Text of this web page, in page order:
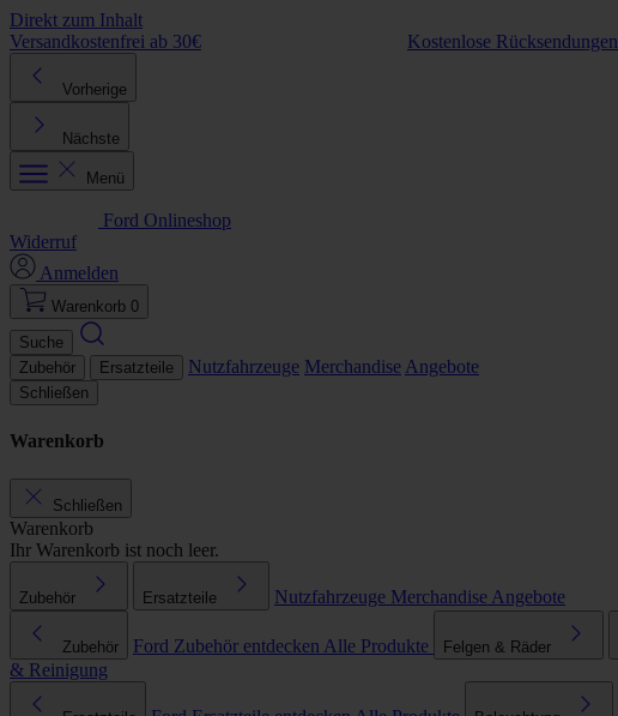
Direkt zum Inhalt
Versandkostenfrei ab 30€
Kostenlose Rücksendungen
Vorherige
Nächste
Menü
Ford Onlineshop
Widerruf
Anmelden
Warenkorb 0
Suche
Zubehör
Ersatzteile Nutzfahrzeuge Merchandise Angebote
Schließen
Warenkorb
Schließen
Warenkorb
Ihr Warenkorb ist noch leer.
Zubehör Ersatzteile Nutzfahrzeuge Merchandise Angebote
Zubehör Ford Zubehör entdecken Alle Produkte Felgen & Räder
& Reinigung